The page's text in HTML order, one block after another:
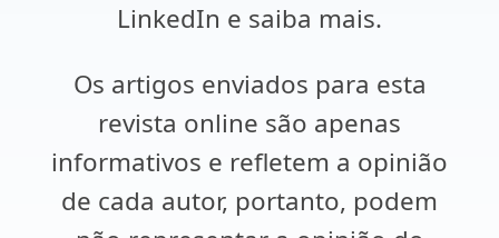
LinkedIn e saiba mais.
Os artigos enviados para esta
revista online são apenas
informativos e refletem a opinião
de cada autor, portanto, podem